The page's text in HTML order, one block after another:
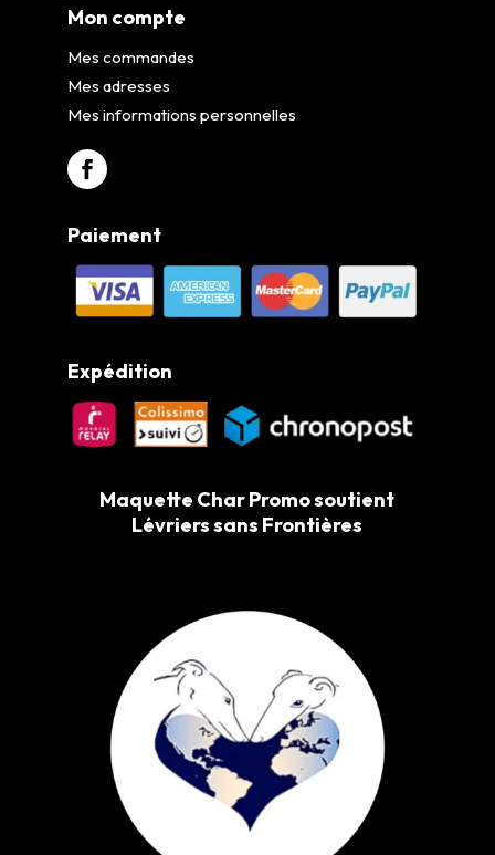
Mon compte
Mes commandes
Mes adresses
Mes informations personnelles
Paiement
Expédition
Maquette Char Promo soutient
Lévriers sans Frontières